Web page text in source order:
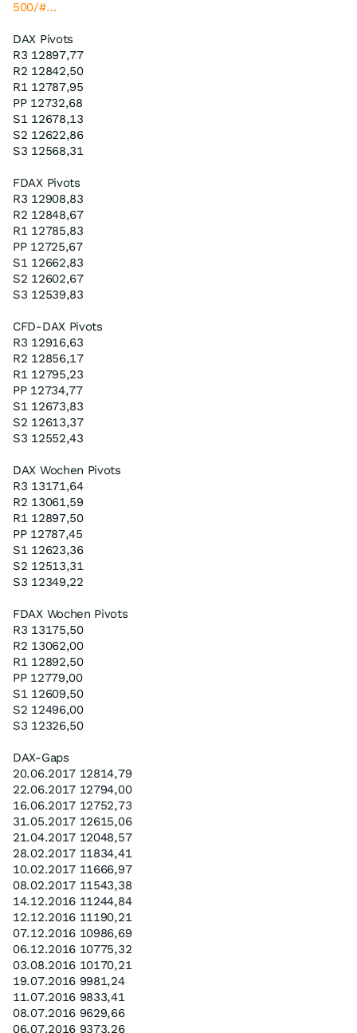
500/#…
DAX Pivots
R3 12897,77
R2 12842,50
R1 12787,95
PP 12732,68
S1 12678,13
S2 12622,86
S3 12568,31
FDAX Pivots
R3 12908,83
R2 12848,67
R1 12785,83
PP 12725,67
S1 12662,83
S2 12602,67
S3 12539,83
CFD-DAX Pivots
R3 12916,63
R2 12856,17
R1 12795,23
PP 12734,77
S1 12673,83
S2 12613,37
S3 12552,43
DAX Wochen Pivots
R3 13171,64
R2 13061,59
R1 12897,50
PP 12787,45
S1 12623,36
S2 12513,31
S3 12349,22
FDAX Wochen Pivots
R3 13175,50
R2 13062,00
R1 12892,50
PP 12779,00
S1 12609,50
S2 12496,00
S3 12326,50
DAX-Gaps
20.06.2017 12814,79
22.06.2017 12794,00
16.06.2017 12752,73
31.05.2017 12615,06
21.04.2017 12048,57
28.02.2017 11834,41
10.02.2017 11666,97
08.02.2017 11543,38
14.12.2016 11244,84
12.12.2016 11190,21
07.12.2016 10986,69
06.12.2016 10775,32
03.08.2016 10170,21
19.07.2016 9981,24
11.07.2016 9833,41
08.07.2016 9629,66
06.07.2016 9373,26